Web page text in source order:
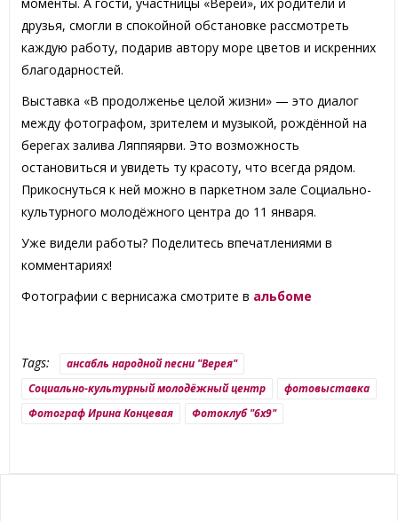
друзья, смогли в спокойной обстановке рассмотреть
каждую работу, подарив автору море цветов и искренних
благодарностей.
Выставка «В продолженье целой жизни» — это диалог
между фотографом, зрителем и музыкой, рождённой на
берегах залива Ляппяярви. Это возможность
остановиться и увидеть ту красоту, что всегда рядом.
Прикоснуться к ней можно в паркетном зале Социально-
культурного молодёжного центра до 11 января.
Уже видели работы? Поделитесь впечатлениями в
комментариях!
Фотографии с вернисажа смотрите в альбоме
Tags:
ансабль народной песни "Верея"
Социально-культурный молодёжный центр
фотовыставка
Фотограф Ирина Концевая
Фотоклуб "6x9"